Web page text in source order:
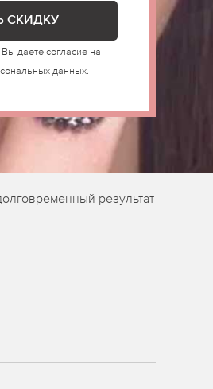
даете согласие на
данных.
результат